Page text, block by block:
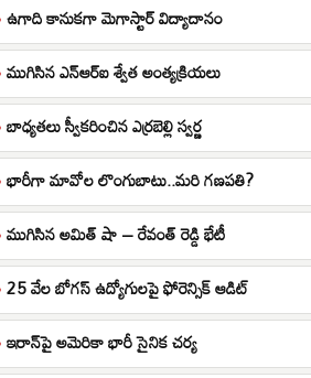
ఉగాది కానుకగా మెగాస్టార్ విద్యాదానం
ముగిసిన ఎన్ఆర్ఐ శ్వేత అంత్యక్రియలు
బాధ్యతలు స్వీకరించిన ఎర్రబెల్లి స్వర్ణ
భారీగా మావోల లొంగుబాటు..మరి గణపతి?
ముగిసిన అమిత్ షా – రేవంత్ రెడ్డి భేటీ
25 వేల బోగస్ ఉద్యోగులపై ఫోరెన్సిక్ ఆడిట్
ఇరాన్‌పై అమెరికా భారీ సైనిక చర్య